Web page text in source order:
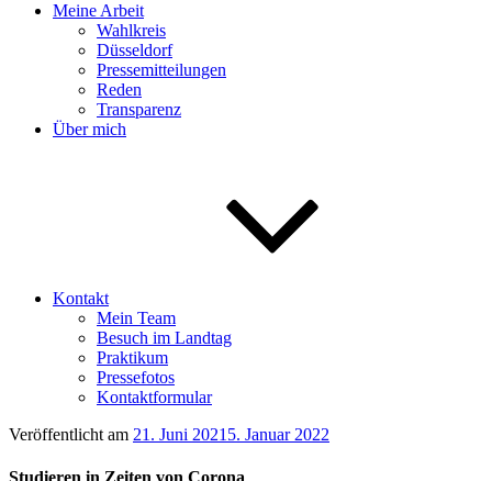
Meine Arbeit
Wahlkreis
Düsseldorf
Pressemitteilungen
Reden
Transparenz
Über mich
Kontakt
Mein Team
Besuch im Landtag
Praktikum
Pressefotos
Kontaktformular
Veröffentlicht am 21. Juni 2021 5. Januar 2022